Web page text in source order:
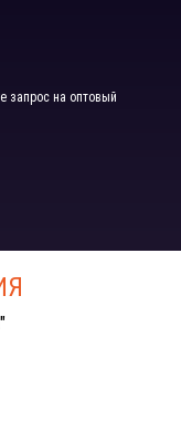
запрос на оптовый